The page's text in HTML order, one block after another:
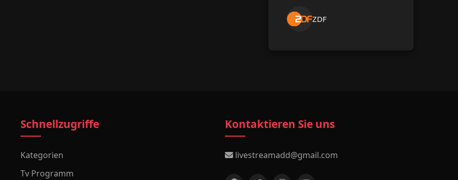
ZDF
Schnellzugriffe
Kategorien
Tv Programm
Kontaktieren Sie uns
livestreamadd@gmail.com